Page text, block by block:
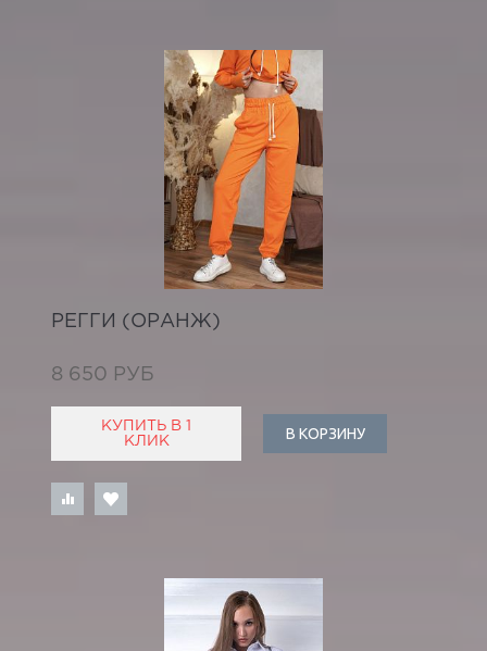
РЕГГИ (ОРАНЖ)
8 650 РУБ
КУПИТЬ В 1
КЛИК
В КОРЗИНУ